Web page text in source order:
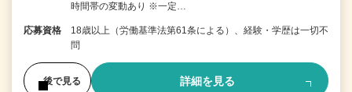
時間帯の変動あり ※一定…
応募資格
18歳以上（労働基準法第61条による）、経験・学歴は一切不
問
後で見る 詳細を見る